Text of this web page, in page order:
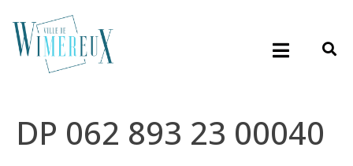
DP 062 893 23 00040